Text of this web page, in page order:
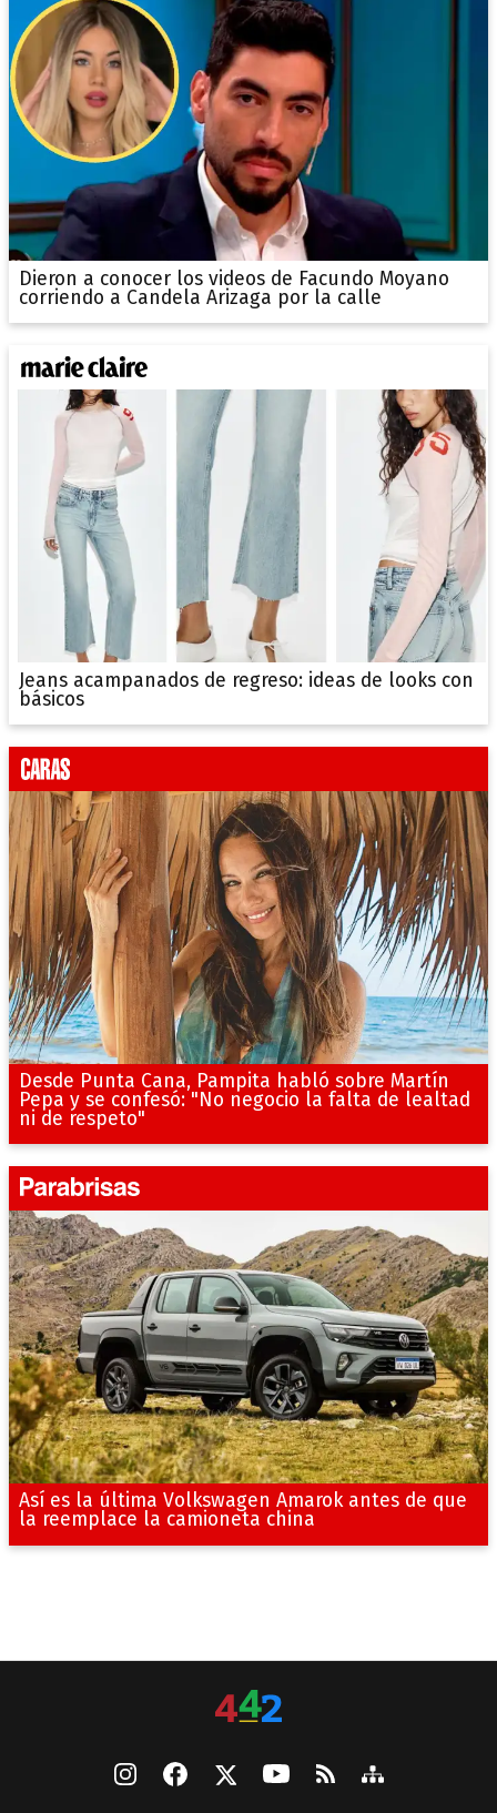
Dieron a conocer los videos de Facundo Moyano
corriendo a Candela Arizaga por la calle
Jeans acampanados de regreso: ideas de looks con
básicos
Desde Punta Cana, Pampita habló sobre Martín
Pepa y se confesó: "No negocio la falta de lealtad
ni de respeto"
Así es la última Volkswagen Amarok antes de que
la reemplace la camioneta china